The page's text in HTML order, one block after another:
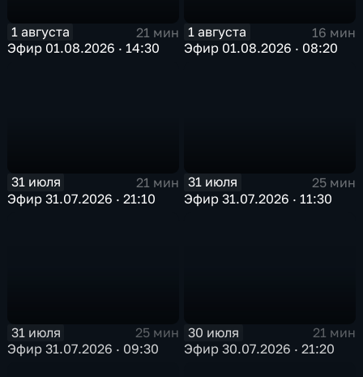
1 августа
21 мин
Эфир 01.08.2026 · 14:30
1 августа
16 мин
Эфир 01.08.2026 · 08:20
31 июля
21 мин
Эфир 31.07.2026 · 21:10
31 июля
25 мин
Эфир 31.07.2026 · 11:30
31 июля
25 мин
Эфир 31.07.2026 · 09:30
30 июля
21 мин
Эфир 30.07.2026 · 21:20